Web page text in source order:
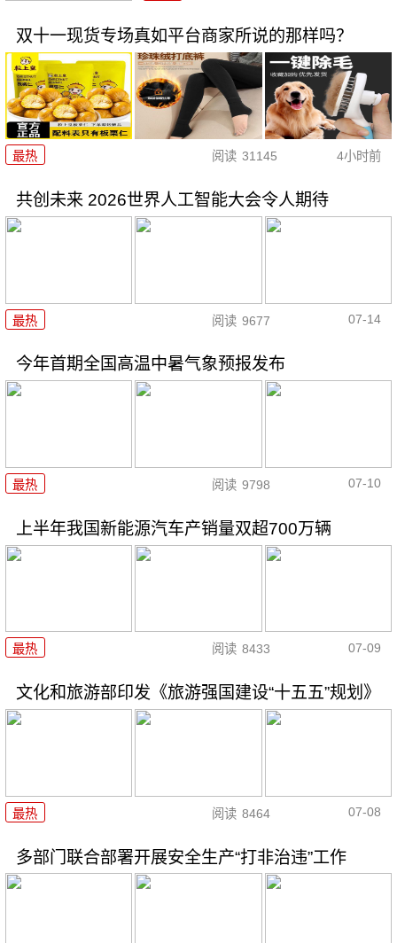
双十一现货专场真如平台商家所说的那样吗？
最热 阅读 31145 4小时前
共创未来 2026世界人工智能大会令人期待
最热 阅读 9677 07-14
今年首期全国高温中暑气象预报发布
最热 阅读 9798 07-10
上半年我国新能源汽车产销量双超700万辆
最热 阅读 8433 07-09
文化和旅游部印发《旅游强国建设“十五五”规划》
最热 阅读 8464 07-08
多部门联合部署开展安全生产“打非治违”工作